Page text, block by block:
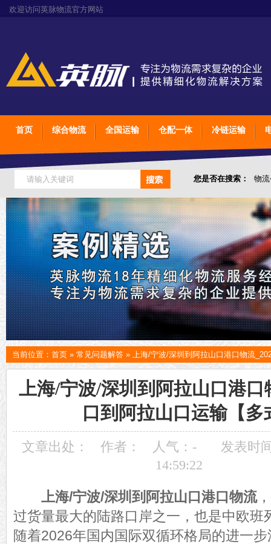
欢迎访问英脉物流官方网站
首页 综合物流 全国运输 仓配一体 冷链运输
您是否在搜索： 物
仓储综合专业定制物
当前位置： 首页 » 常见问题解答 » 上海/宁波/深圳到阿拉山口港口物流
上海/宁波/深圳到阿拉山口港口
口到阿拉山口运输【多
文章出处： 作者： 人气： -
发表时
14:59:22
上海/宁波/深圳到阿拉山口港口物流
过货量最大的陆路口岸之一，也是中欧班
随着2026年国内国际双循环格局的进一